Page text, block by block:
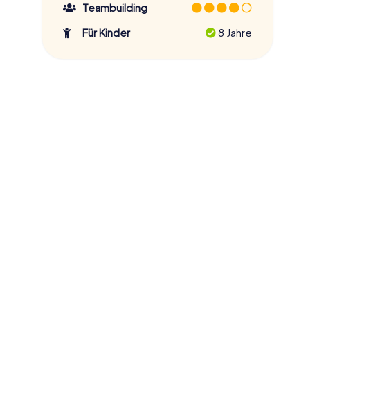
Teambuilding
Für Kinder
8 Jahre